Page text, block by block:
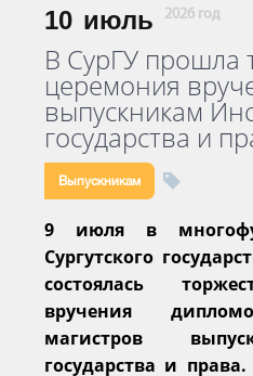
10 июль 2026 год
В СурГУ прошла
церемония
выпускникам
государства и
Выпускникам
9 июля в
Сургутского
состоялась
вручения
магистров
государства и